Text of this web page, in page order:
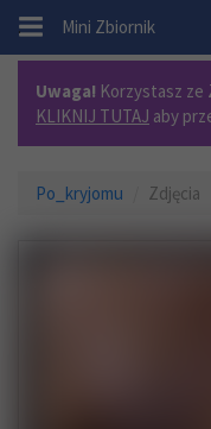
. Mini Zbiornik
Uwaga! Korzystasz ze
KLIKNIJ TUTAJ aby
Po_kryjomu Zdjęcia